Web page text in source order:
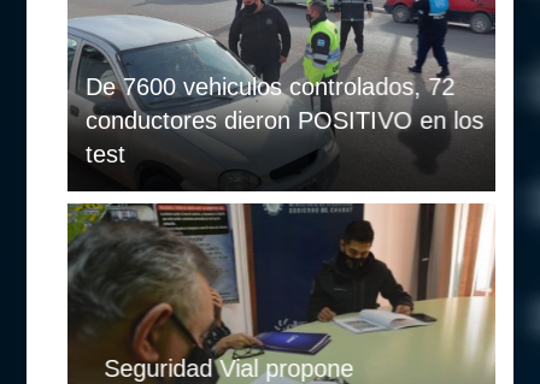
De 7600 vehiculos controlados, 72
conductores dieron POSITIVO en los
test
Seguridad Vial propone